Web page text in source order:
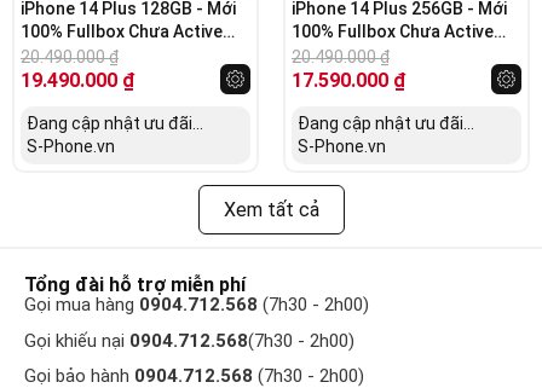
iPhone 14 Plus 128GB - Mới
100% Fullbox Chưa Active
(VN/A)
20.490.000₫
19.490.000 ₫
Đang cập nhật ưu đãi...
S-Phone.vn
iPhone 14 Plus 256GB - Mới
100% Fullbox Chưa Active
(Mỹ)
20.490.000₫
17.590.000 ₫
Đang cập nhật ưu đãi...
S-Phone.vn
Xem tất cả
Tổng đài hỗ trợ miễn phí
Gọi mua hàng 0904.712.568 (7h30 - 2h00)
Gọi khiếu nại 0904.712.568(7h30 - 2h00)
Gọi bảo hành 0904.712.568 (7h30 - 2h00)